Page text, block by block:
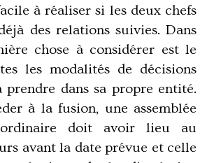
à réaliser si les deux chefs
des relations suivies. Dans
chose à considérer est le
les modalités de décisions
prendre dans sa propre entité.
à la fusion, une assemblée
doit avoir lieu au
avant la date prévue et celle